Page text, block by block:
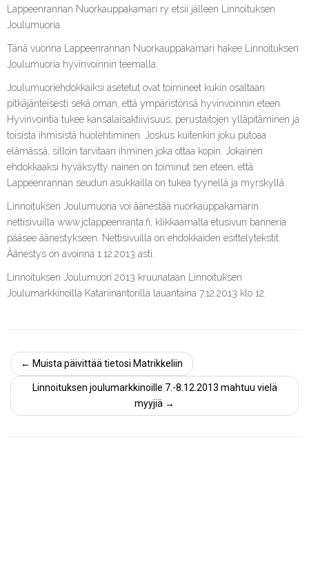
Lappeenrannan Nuorkauppakamari ry etsii jälleen Linnoituksen
Joulumuoria.
Tänä vuonna Lappeenrannan Nuorkauppakamari hakee Linnoituksen
Joulumuoria hyvinvoinnin teemalla.
Joulumuoriehdokkaiksi asetetut ovat toimineet kukin osaltaan
pitkäjänteisesti sekä oman, että ympäristönsä hyvinvoinnin eteen.
Hyvinvointia tukee kansalaisaktiivisuus, perustaitojen ylläpitäminen ja
toisista ihmisistä huolehtiminen. Joskus kuitenkin joku putoaa
elämässä, silloin tarvitaan ihminen joka ottaa kopin. Jokainen
ehdokkaaksi hyväksytty nainen on toiminut sen eteen, että
Lappeenrannan seudun asukkailla on tukea tyynellä ja myrskyllä.
Linnoituksen Joulumuoria voi äänestää nuorkauppakamarin
nettisivuilla www.jclappeenranta.fi, klikkaamalla etusivun banneria
pääsee äänestykseen. Nettisivuilla on ehdokkaiden esittelytekstit.
Äänestys on avoinna 1.12.2013 asti.
Linnoituksen Joulumuori 2013 kruunataan Linnoituksen
Joulumarkkinoilla Katariinantorilla lauantaina 7.12.2013 klo 12.
← Muista päivittää tietosi Matrikkeliin
Linnoituksen joulumarkkinoille 7.-8.12.2013 mahtuu vielä
myyjiä →